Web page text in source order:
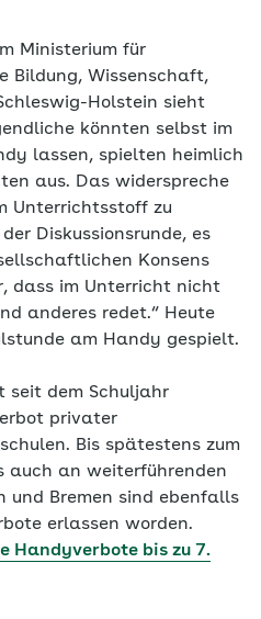
Ministerium für
Bildung, Wissenschaft,
Holstein sieht
könnten selbst im
lassen, spielten heimlich
aus. Das widerspreche
Unterrichtsstoff zu
Diskussionsrunde, es
Konsens
dass im Unterricht nicht
anderes redet.“ Heute
am Handy gespielt.
seit dem Schuljahr
privater
Bis spätestens zum
auch an weiterführenden
und Bremen sind ebenfalls
erlassen worden.
Handyverbote bis zu 7.